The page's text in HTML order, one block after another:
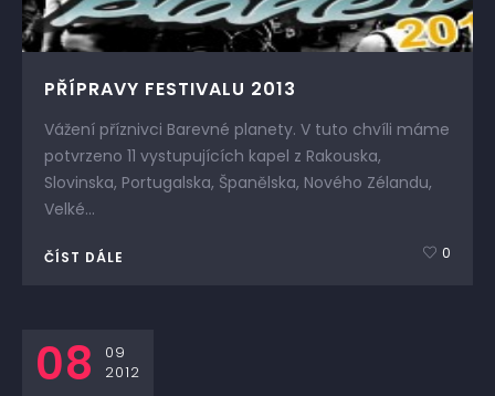
PŘÍPRAVY FESTIVALU 2013
Vážení příznivci Barevné planety. V tuto chvíli máme
potvrzeno 11 vystupujících kapel z Rakouska,
Slovinska, Portugalska, Španělska, Nového Zélandu,
Velké...
ČÍST DÁLE 0
08
09
2012